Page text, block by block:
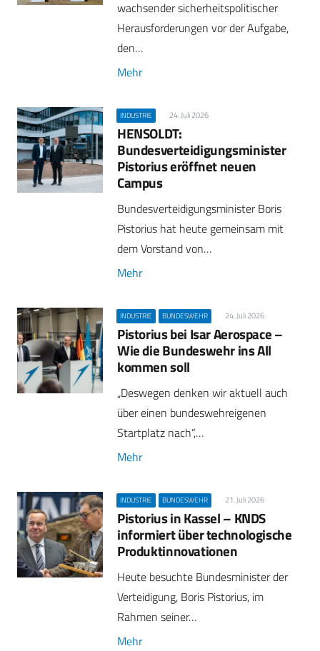
wachsender sicherheitspolitischer
Herausforderungen vor der Aufgabe,
den…
Mehr
INDUSTRIE 24. Juli 2026
HENSOLDT:
Bundesverteidigungsminister
Pistorius eröffnet neuen
Campus
Bundesverteidigungsminister Boris
Pistorius hat heute gemeinsam mit
dem Vorstand von…
Mehr
INDUSTRIE BUNDESWEHR 24. Juli 2026
Pistorius bei Isar Aerospace –
Wie die Bundeswehr ins All
kommen soll
„Deswegen denken wir aktuell auch
über einen bundeswehreigenen
Startplatz nach“,…
Mehr
INDUSTRIE BUNDESWEHR 21. Juli 2026
Pistorius in Kassel – KNDS
informiert über technologische
Produktinnovationen
Heute besuchte Bundesminister der
Verteidigung, Boris Pistorius, im
Rahmen seiner…
Mehr